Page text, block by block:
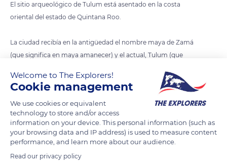
El sitio arqueológico de Tulum está asentado en la costa
oriental del estado de Quintana Roo.
La ciudad recibía en la antigüedad el nombre maya de Zamá
(que significa en maya amanecer) y el actual, Tulum (que
para referirse a la ciudad cuando ya se encontraba en ruinas.
Por los numerosos registros en murales y otros trabajos
encontrados en los edificios de la ciudad, se tiene considerado
que Tulum fue un importante centro de culto para el llamado
dios descendente.
Aunque se han encontrado inscripciones que datan de 564, la
Welcome to The Explorers!
Cookie management
We use cookies or equivalent
technology to store and/or access
information on your device. This personal information (such as
your browsing data and IP address) is used to measure content
performance, and learn more about our audience.
Read our privacy policy